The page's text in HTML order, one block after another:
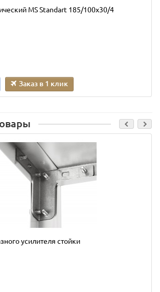
MS Standart 185/100x30/4
Заказ в 1 клик
усилителя стойки